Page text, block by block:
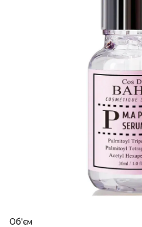
Об'єм